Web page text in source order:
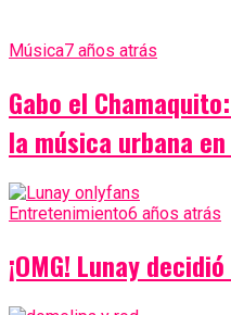
Música7 años atrás
Gabo el
la música urbana
Entretenimiento6 años atrás
¡OMG! Lunay